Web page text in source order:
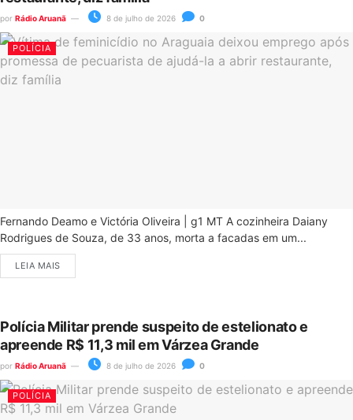
por Rádio Aruanã 8 de julho de 2026 0
POLÍCIA
Fernando Deamo e Victória Oliveira | g1 MT A cozinheira Daiany
Rodrigues de Souza, de 33 anos, morta a facadas em um...
LEIA MAIS
Polícia Militar prende suspeito de estelionato e
apreende R$ 11,3 mil em Várzea Grande
por Rádio Aruanã 8 de julho de 2026 0
POLÍCIA